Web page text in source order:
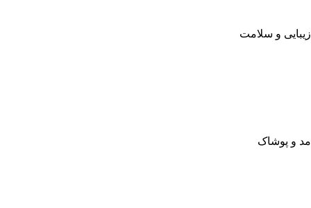
زیبایی و سلامت
مد و پوشاک